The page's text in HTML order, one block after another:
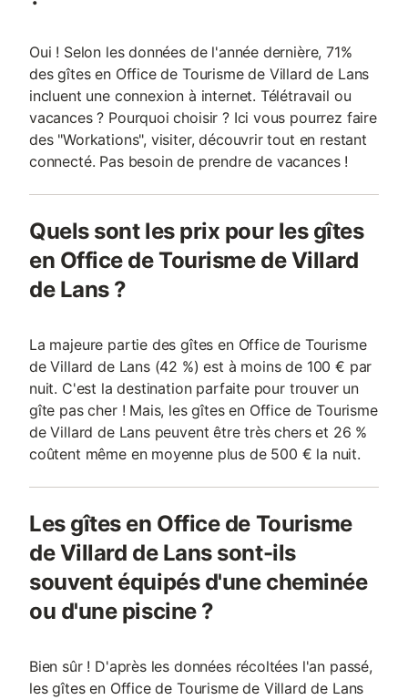
Oui ! Selon les données de l'année dernière, 71%
des gîtes en Office de Tourisme de Villard de Lans
incluent une connexion à internet. Télétravail ou
vacances ? Pourquoi choisir ? Ici vous pourrez faire
des "Workations", visiter, découvrir tout en restant
connecté. Pas besoin de prendre de vacances !
Quels sont les prix pour les gîtes
en Office de Tourisme de Villard
de Lans ?
La majeure partie des gîtes en Office de Tourisme
de Villard de Lans (42 %) est à moins de 100 € par
nuit. C'est la destination parfaite pour trouver un
gîte pas cher ! Mais, les gîtes en Office de Tourisme
de Villard de Lans peuvent être très chers et 26 %
coûtent même en moyenne plus de 500 € la nuit.
Les gîtes en Office de Tourisme
de Villard de Lans sont-ils
souvent équipés d'une cheminée
ou d'une piscine ?
Bien sûr ! D'après les données récoltées l'an passé,
les gîtes en Office de Tourisme de Villard de Lans